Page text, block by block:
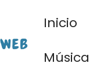
Inicio
Música